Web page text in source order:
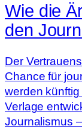
Wie die
den
Der
Chance für
werden
Verlage
Journalismus